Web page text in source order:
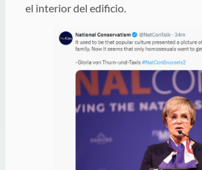
el interior del edificio.